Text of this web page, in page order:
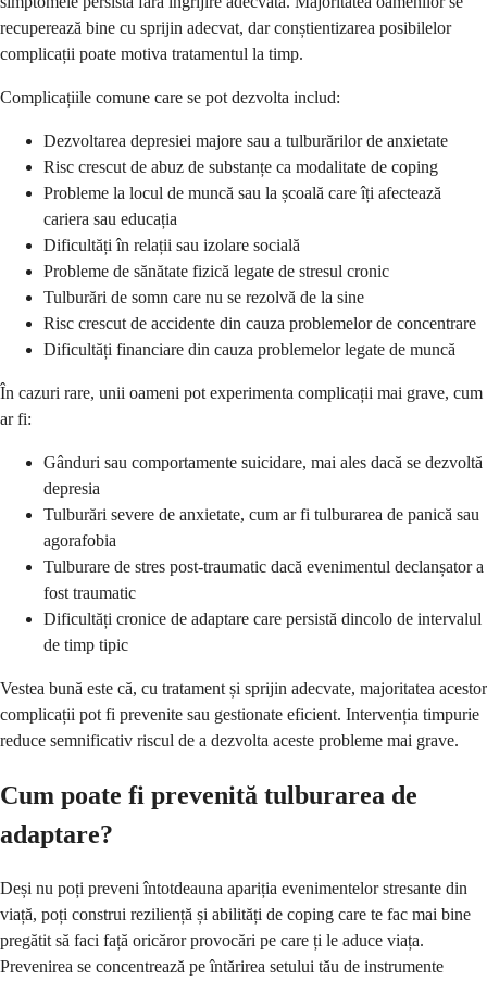
recuperează bine cu sprijin adecvat, dar conștientizarea posibilelor
complicații poate motiva tratamentul la timp.
Complicațiile comune care se pot dezvolta includ:
Dezvoltarea depresiei majore sau a tulburărilor de anxietate
Risc crescut de abuz de substanțe ca modalitate de coping
Probleme la locul de muncă sau la școală care îți afectează
cariera sau educația
Dificultăți în relații sau izolare socială
Probleme de sănătate fizică legate de stresul cronic
Tulburări de somn care nu se rezolvă de la sine
Risc crescut de accidente din cauza problemelor de concentrare
Dificultăți financiare din cauza problemelor legate de muncă
În cazuri rare, unii oameni pot experimenta complicații mai grave, cum
ar fi:
Gânduri sau comportamente suicidare, mai ales dacă se dezvoltă
depresia
Tulburări severe de anxietate, cum ar fi tulburarea de panică sau
agorafobia
Tulburare de stres post-traumatic dacă evenimentul declanșator a
fost traumatic
Dificultăți cronice de adaptare care persistă dincolo de intervalul
de timp tipic
Vestea bună este că, cu tratament și sprijin adecvate, majoritatea acestor
complicații pot fi prevenite sau gestionate eficient. Intervenția timpurie
reduce semnificativ riscul de a dezvolta aceste probleme mai grave.
Cum poate fi prevenită tulburarea de
adaptare?
Deși nu poți preveni întotdeauna apariția evenimentelor stresante din
viață, poți construi reziliență și abilități de coping care te fac mai bine
pregătit să faci față oricăror provocări pe care ți le aduce viața.
Prevenirea se concentrează pe întărirea setului tău de instrumente